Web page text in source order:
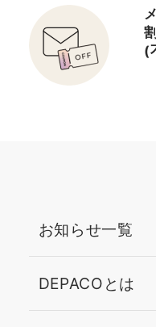
とても描きやすくなり
した✨ ペンシル、パ
ダー、ジェルが 1本な
ているので持ち運びにも
便利です！ ぜひ、新
(
お知らせ一覧
DEPACOとは